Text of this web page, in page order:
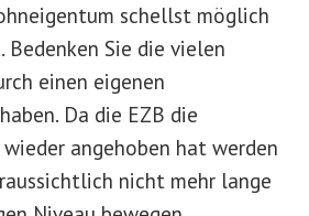
schellst möglich
Bedenken Sie die vielen
einen eigenen
Da die EZB die
angehoben hat werden
nicht mehr lange